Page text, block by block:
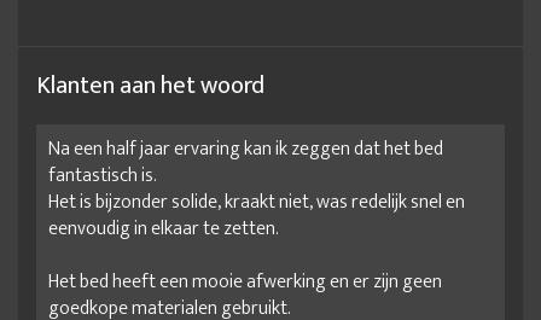
Klanten aan het woord
Na een half jaar ervaring kan ik zeggen dat het bed
fantastisch is.
Het is bijzonder solide, kraakt niet, was redelijk snel en
eenvoudig in elkaar te zetten.
Het bed heeft een mooie afwerking en er zijn geen
goedkope materialen gebruikt.